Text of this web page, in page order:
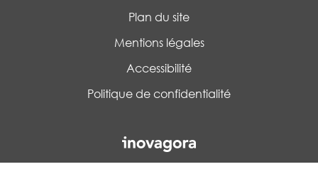
Plan du site
Mentions légales
Accessibilité
Politique de confidentialité